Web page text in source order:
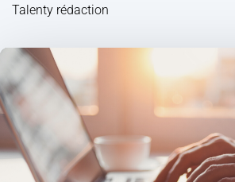
Talenty rédaction